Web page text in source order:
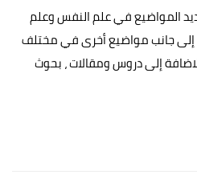
المواضيع في علم النفس وعلم
إلى جانب مواضيع أخرى في مختلف
إلى دروس ومقالات ، بحوث